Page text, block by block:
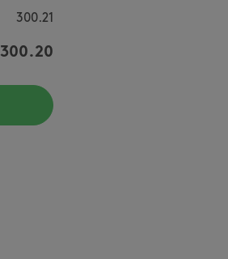
300.21
300.20